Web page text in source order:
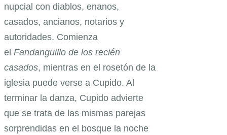
nupcial con diablos, enanos,
casados, ancianos, notarios y
autoridades. Comienza
el Fandanguillo de los recién
casados, mientras en el rosetón de la
iglesia puede verse a Cupido. Al
terminar la danza, Cupido advierte
que se trata de las mismas parejas
sorprendidas en el bosque la noche